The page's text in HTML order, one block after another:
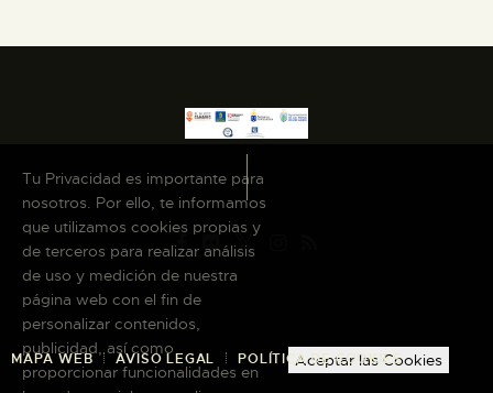
MAPA WEB AVISO LEGAL POLÍTICA DE COOKIES
Tu Privacidad es importante para
nosotros. Por ello, te informamos
que utilizamos cookies propias y
de terceros para realizar análisis
de uso y medición de nuestra
página web con el fin de
personalizar contenidos,
publicidad, así como
proporcionar funcionalidades en
Aceptar las Cookies